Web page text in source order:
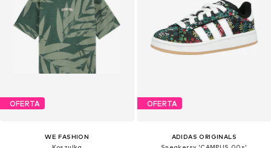
OFERTA
WE FASHION
OFERTA
ADIDAS ORIGINALS